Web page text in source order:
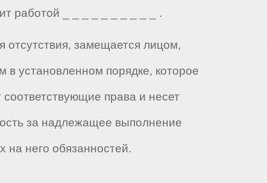
работой _ _ _ _ _ _ _ _ _ _ .
отсутствия, замещается лицом,
в установленном порядке, которое
соответствующие права и несет
за надлежащее выполнение
на него обязанностей.